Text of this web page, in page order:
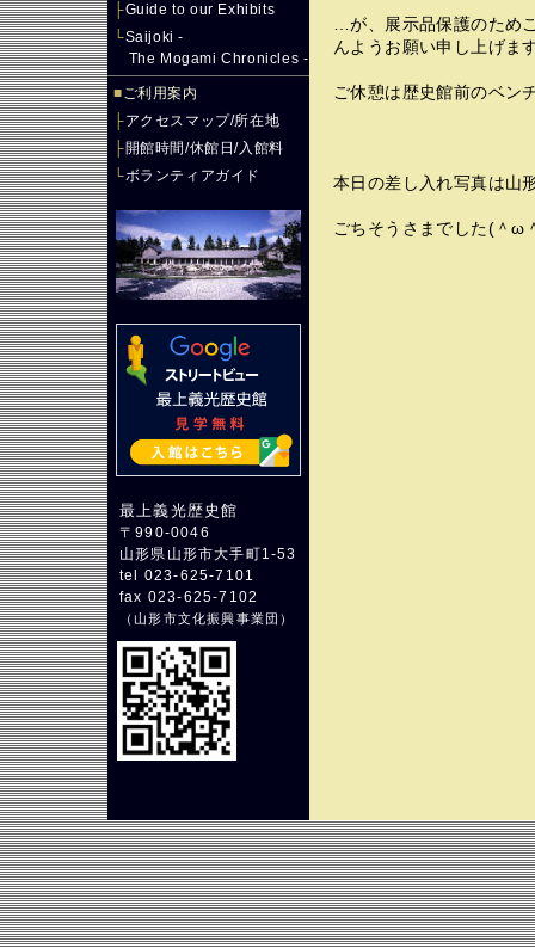
├Guide to our Exhibits
└Saijoki -
The Mogami Chronicles -
■ご利用案内
├アクセスマップ/所在地
├開館時間/休館日/入館料
└ボランティアガイド
最上義光歴史館
〒990-0046
山形県山形市大手町1-53
tel 023-625-7101
fax 023-625-7102
（山形市文化振興事業団 ）
…が、展示品保護のため
んようお願い申し上げま
ご休憩は歴史館前のベン
本日の差し入れ写真は山
ごちそうさまでした(＾ω